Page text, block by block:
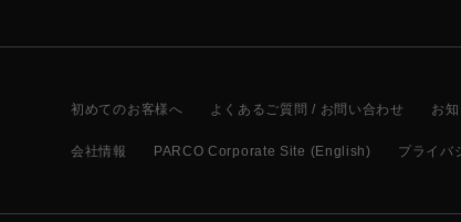
初めてのお客様へ よくあるご質問 / お問い合わせ お
会社情報 PARCO Corporate Site (English) プライバ